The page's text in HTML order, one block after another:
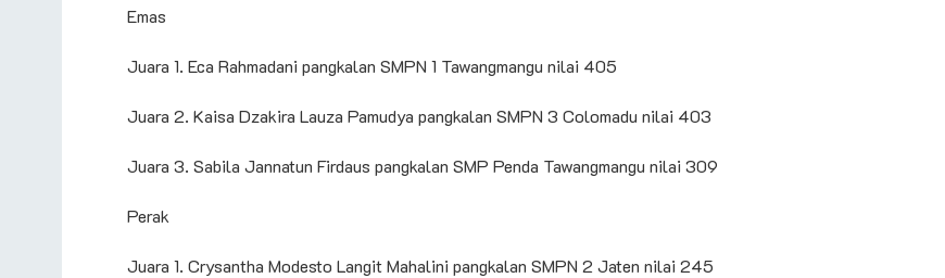
Emas
Juara 1. Eca Rahmadani pangkalan SMPN 1 Tawangmangu nilai 405
Juara 2. Kaisa Dzakira Lauza Pamudya pangkalan SMPN 3 Colomadu nilai 403
Juara 3. Sabila Jannatun Firdaus pangkalan SMP Penda Tawangmangu nilai 309
Perak
Juara 1. Crysantha Modesto Langit Mahalini pangkalan SMPN 2 Jaten nilai 245